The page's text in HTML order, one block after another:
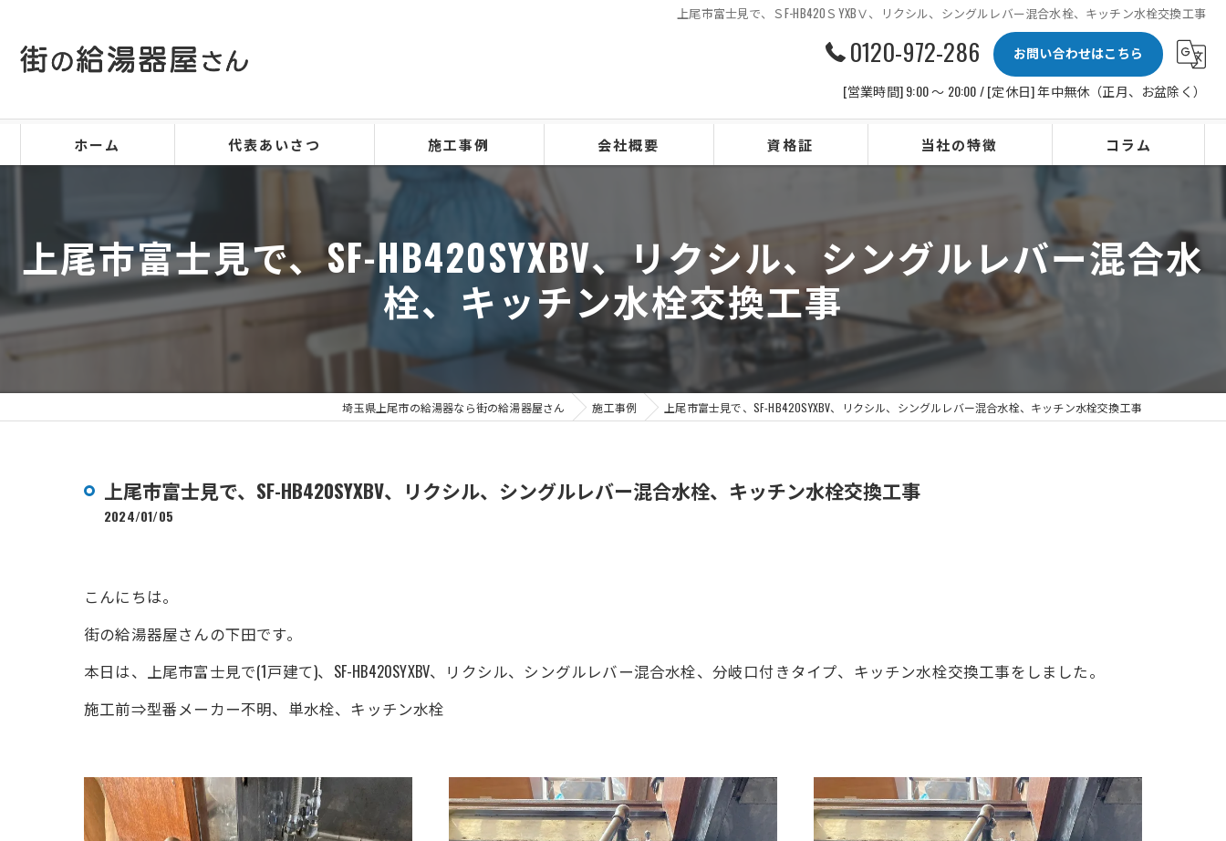
上尾市富士見で、ＳF-HB420ＳYXBⅤ、リクシル、シングルレバー混合水栓、キッチン水栓交換工事
0120-972-286
お問い合わせはこちら
[営業時間] 9:00 〜 20:00 / [定休日] 年中無休（正月、お盆除く）
ホーム 代表あいさつ 施工事例 会社概要 資格証 当社の特徴
レンジフード
IHクッキングヒーター
ビルトイン食洗機
浴室換気扇
コラム
上尾市富士見で、SF-HB420SYXBV、リクシル、シングルレバー混合水
栓、キッチン水栓交換工事
埼玉県上尾市の給湯器なら街の給湯器屋さん 施工事例 上尾市富士見で、SF-HB420SYXBV、リクシル、シングルレバー混合水栓、キッチン水栓交換工事
上尾市富士見で、SF-HB420SYXBV、リクシル、シングルレバー混合水栓、キッチン水栓交換工事
2024/01/05
こんにちは。
街の給湯器屋さんの下田です。
本日は、上尾市富士見で(1戸建て)、SF-HB420SYXBV、リクシル、シングルレバー混合水栓、分岐口付きタイプ、キッチン水栓交換工事をしました。
施工前⇒型番メーカー不明、単水栓、キッチン水栓